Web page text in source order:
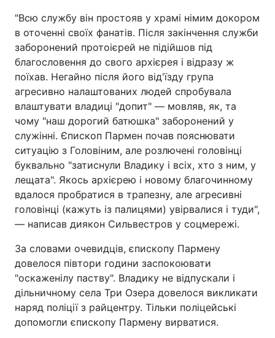
Здоров'я Туризм
Цікавинки Погода
Відео з Youtube Статті
Інтерв'ю Думки
Архів Вакансії
Контакти
ПОСЛУГИ
Реклама на сайті Фотобанк
Моніторинг Пресцентр
"Всю службу він простояв у храмі німим докором
в оточенні своїх фанатів. Після закінчення служби
заборонений протоієрей не підійшов під
благословення до свого архієрея і відразу ж
поїхав. Негайно після його від'їзду група
агресивно налаштованих людей спробувала
влаштувати владиці "допит" — мовляв, як, та
чому "наш дорогий батюшка" заборонений у
служінні. Єпископ Пармен почав пояснювати
ситуацію з Головіним, але розлючені головінці
буквально "затиснули Владику і всіх, хто з ним, у
лещата". Якось архієрею і новому благочинному
вдалося пробратися в трапезну, але агресивні
головінці (кажуть із палицями) увірвалися і туди",
— написав диякон Сильвестров у соцмережі.
За словами очевидців, єпископу Пармену
довелося півтори години заспокоювати
"оскаженілу паству". Владику не відпускали і
дільничному села Три Озера довелося викликати
наряд поліції з райцентру. Тільки поліцейські
допомогли єпископу Пармену вирватися.